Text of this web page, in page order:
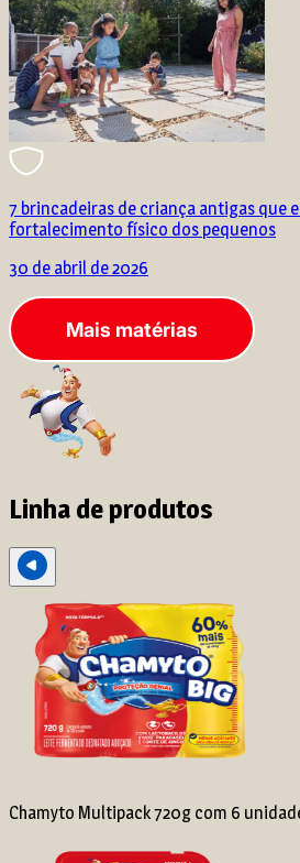
7 brincadeiras de criança antigas que
fortalecimento físico dos pequenos
30 de abril de 2026
Mais matérias
Linha de produtos
Chamyto Multipack 720g com 6